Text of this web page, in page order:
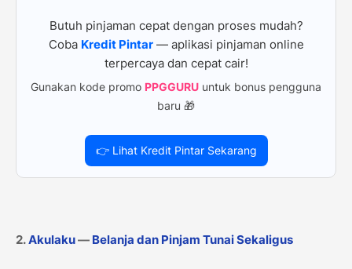
Butuh pinjaman cepat dengan proses mudah?
Coba Kredit Pintar— aplikasi pinjaman online
terpercaya dan cepat cair!
Gunakan kode promo PPGGURU untuk bonus pengguna
baru 🎁
👉 Lihat Kredit Pintar Sekarang
2.Akulaku— Belanja dan Pinjam Tunai Sekaligus